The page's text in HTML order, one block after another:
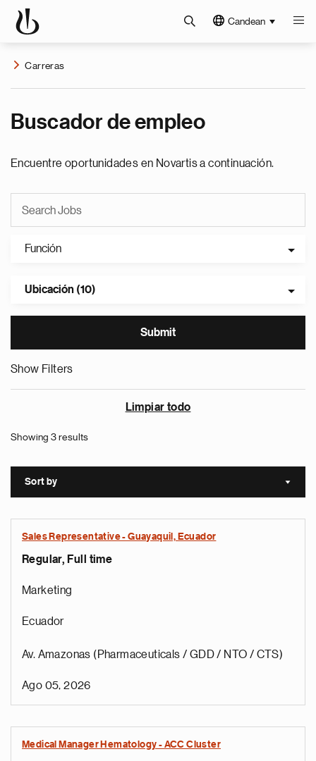
Candean
Carreras
Buscador de empleo
Encuentre oportunidades en Novartis a continuación.
Función
Ubicación (10)
Show Filters
Limpiar todo
Showing 3 results
Sort by Sort
Sales Representative - Guayaquil, Ecuador
Regular, Full time
Marketing
Ecuador
Av. Amazonas (Pharmaceuticals / GDD / NTO / CTS)
Ago 05, 2026
Medical Manager Hematology - ACC Cluster